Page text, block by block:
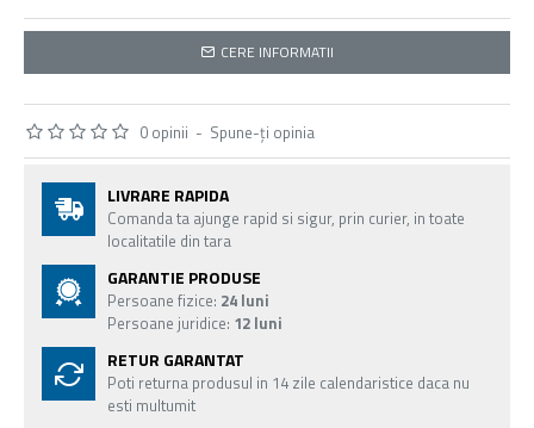
0 opinii - Spune-ţi opinia
CERE INFORMATII
LIVRARE RAPIDA
Comanda ta ajunge rapid si sigur, prin curier, in toate
localitatile din tara
GARANTIE PRODUSE
Persoane fizice: 24 luni
Persoane juridice: 12 luni
RETUR GARANTAT
Poti returna produsul in 14 zile calendaristice daca nu
esti multumit